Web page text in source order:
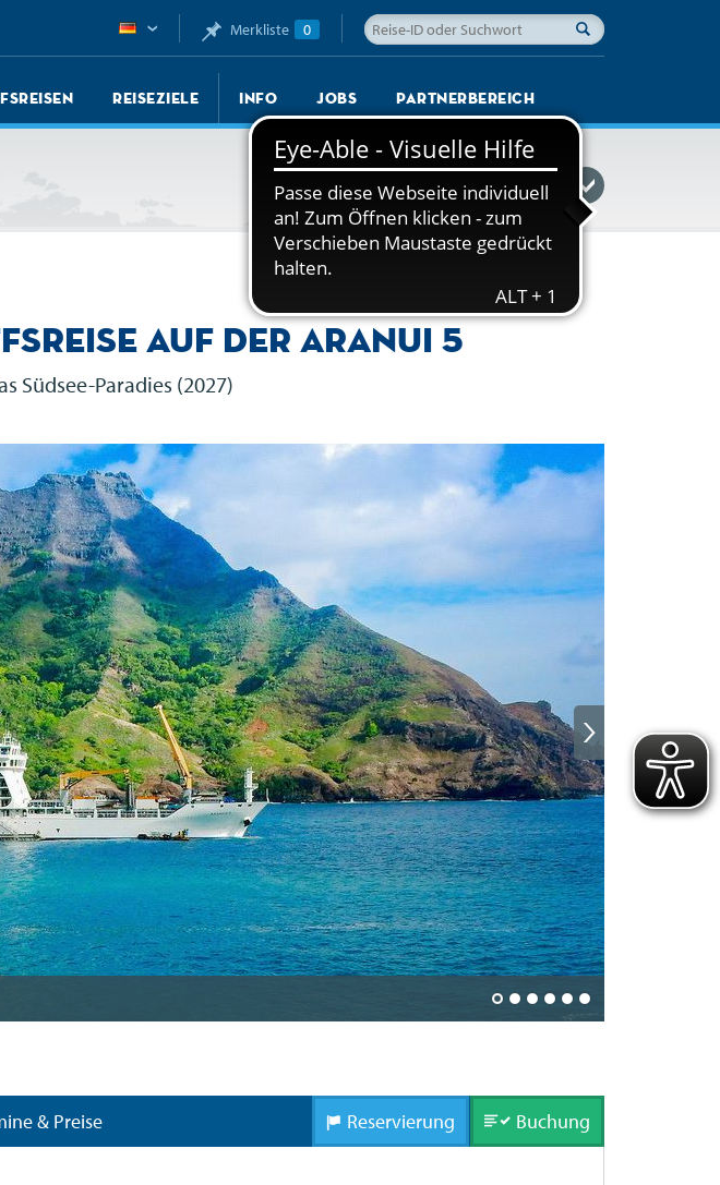
Merkliste 0
Reiseziele Info Jobs Partnerbereich
Reisefinder einblenden
auf der Aranui 5
Südsee-Paradies (2027)
& Preise Buchung
Reservierung